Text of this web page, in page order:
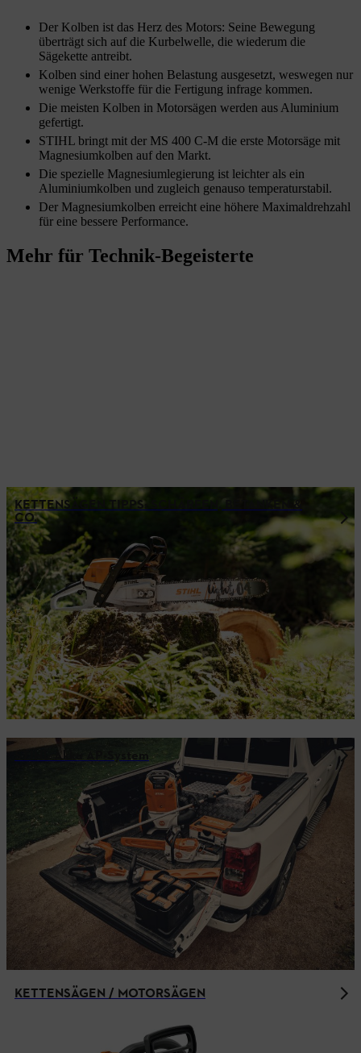
Der Kolben ist das Herz des Motors: Seine Bewegung
überträgt sich auf die Kurbelwelle, die wiederum die
Sägekette antreibt.
Kolben sind einer hohen Belastung ausgesetzt, weswegen nur
wenige Werkstoffe für die Fertigung infrage kommen.
Die meisten Kolben in Motorsägen werden aus Aluminium
gefertigt.
STIHL bringt mit der MS 400 C-M die erste Motorsäge mit
Magnesiumkolben auf den Markt.
Die spezielle Magnesiumlegierung ist leichter als ein
Aluminiumkolben und zugleich genauso temperaturstabil.
Der Magnesiumkolben erreicht eine höhere Maximaldrehzahl
für eine bessere Performance.
Mehr für Technik-Begeisterte
KETTENSÄGEN TIPPS: SCHÄRFEN, BETANKEN &
CO.
STIHL Akku AP-System
KETTENSÄGEN / MOTORSÄGEN